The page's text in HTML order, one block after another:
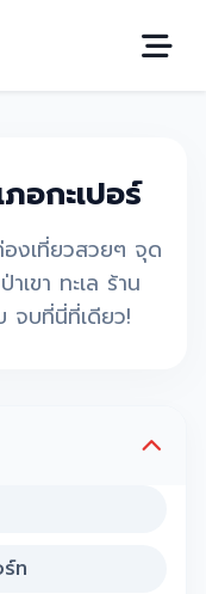
อกะเปอร์
งเที่ยวสวยๆ จุด
เขา ทะเล ร้าน
จบที่นี่ที่เดียว!
ท